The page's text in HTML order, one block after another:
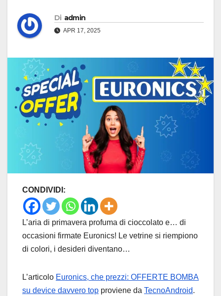
Di admin
APR 17, 2025
CONDIVIDI:
L’aria di primavera profuma di cioccolato e… di
occasioni firmate Euronics! Le vetrine si riempiono
di colori, i desideri diventano…
L’articolo Euronics, che prezzi: OFFERTE BOMBA
su device davvero top proviene da TecnoAndroid.